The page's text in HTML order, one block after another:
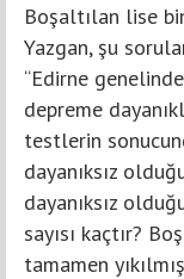
Boşaltılan lise
Yazgan, şu
“Edirne
depreme
testlerin
dayanıksız
dayanıksız
sayısı kaçtır?
tamamen